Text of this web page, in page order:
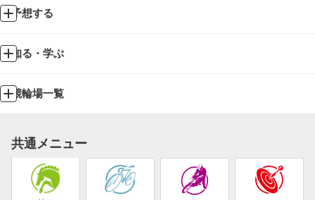
予想する
知る・学ぶ
競輪場一覧
共通メニュー